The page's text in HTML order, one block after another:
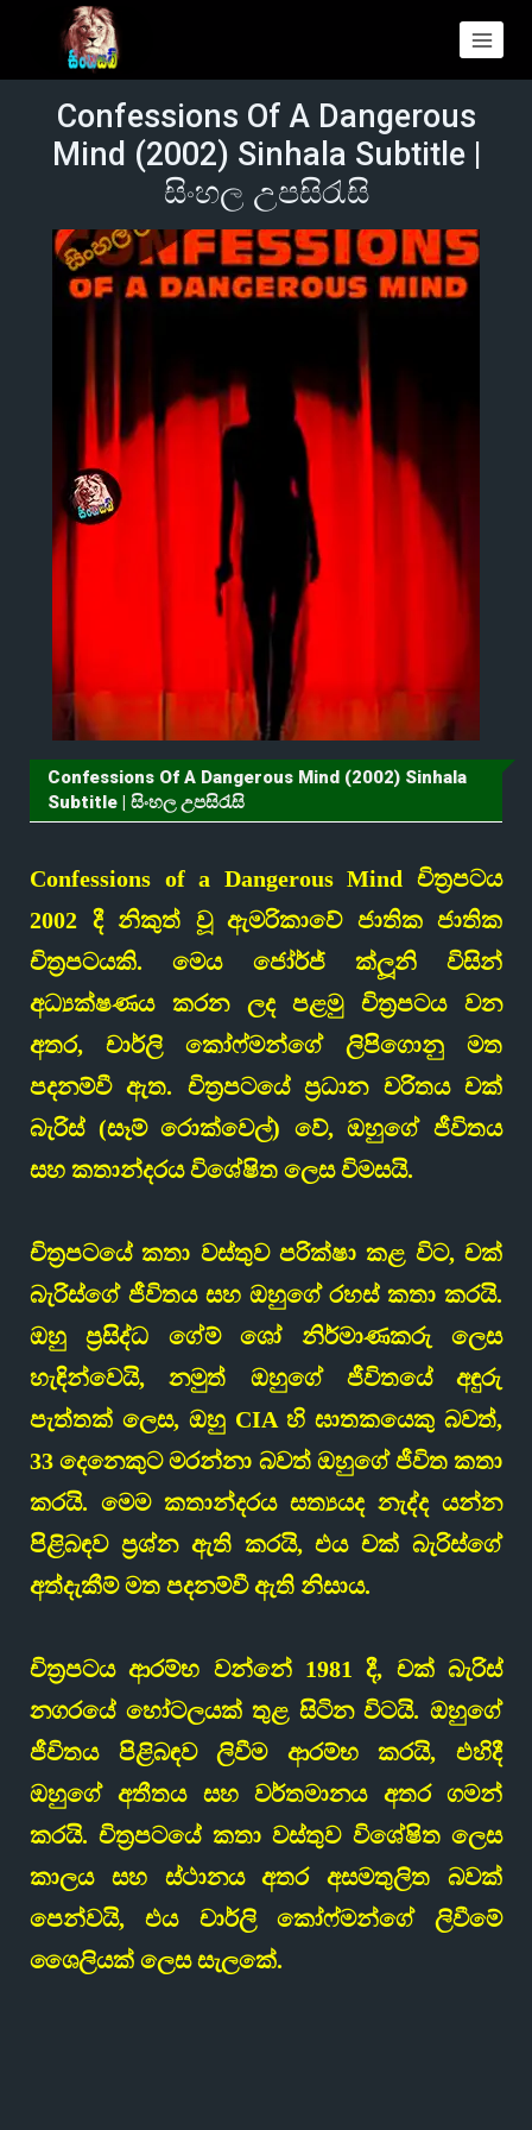
Confessions Of A Dangerous
Mind (2002) Sinhala Subtitle |
සිංහල උපසිරැසි
Confessions Of A Dangerous Mind (2002) Sinhala
Subtitle | සිංහල උපසිරැසි
Confessions of a Dangerous Mind චිත්‍රපටය
2002 දී නිකුත් වූ ඇමරිකාවේ ජාතික ජාතික
චිත්‍රපටයකි. මෙය ජෝර්ජ් ක්ලූනි විසින්
අධ්‍යක්ෂණය කරන ලද පළමු චිත්‍රපටය වන
අතර, චාර්ලි කෝෆ්මන්ගේ ලිපිගොනු මත
පදනම්වී ඇත. චිත්‍රපටයේ ප්‍රධාන චරිතය චක්
බැරිස් (සෑම් රොක්වෙල්) වේ, ඔහුගේ ජීවිතය
සහ කතාන්දරය විශේෂිත ලෙස විමසයි.
චිත්‍රපටයේ කතා වස්තුව පරික්ෂා කළ විට, චක්
බැරිස්ගේ ජීවිතය සහ ඔහුගේ රහස් කතා කරයි.
ඔහු ප්‍රසිද්ධ ගේම් ශෝ නිර්මාණකරු ලෙස
හැඳින්වෙයි, නමුත් ඔහුගේ ජීවිතයේ අඳුරු
පැත්තක් ලෙස, ඔහු CIA හි ඝාතකයෙකු බවත්,
33 දෙනෙකුට මරන්නා බවත් ඔහුගේ ජීවිත කතා
කරයි. මෙම කතාන්දරය සත්‍යයද නැද්ද යන්න
පිළිබඳව ප්‍රශ්න ඇති කරයි, එය චක් බැරිස්ගේ
අත්දැකීම් මත පදනම්වී ඇති නිසාය.
චිත්‍රපටය ආරම්භ වන්නේ 1981 දී, චක් බැරිස්
නගරයේ හෝටලයක් තුළ සිටින විටයි. ඔහුගේ
ජීවිතය පිළිබඳව ලිවීම ආරම්භ කරයි, එහිදී
ඔහුගේ අතීතය සහ වර්තමානය අතර ගමන්
කරයි. චිත්‍රපටයේ කතා වස්තුව විශේෂිත ලෙස
කාලය සහ ස්ථානය අතර අසමතුලිත බවක්
පෙන්වයි, එය චාර්ලි කෝෆ්මන්ගේ ලිවීමේ
ශෛලියක් ලෙස සැලකේ.